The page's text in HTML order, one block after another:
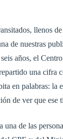
llenos
de nuestras
años, el
una cifra
en palabras: la
de ver que ese
de las